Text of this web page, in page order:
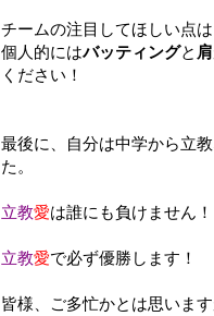
チームの注目してほしい点
個人的にはバッティングと 肩
ください！
最後に、自分は中学から立
た。
立教愛は誰にも負けません！
立教愛で必ず優勝します！
皆様、ご多忙かとは思いま